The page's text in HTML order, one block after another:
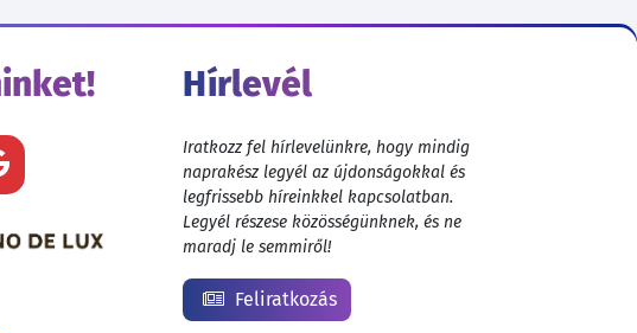
Hírlevél
Iratkozz fel hírlevelünkre, hogy mindig
naprakész legyél az újdonságokkal és
legfrissebb híreinkkel kapcsolatban.
Legyél részese közösségünknek, és ne
maradj le semmiről!
Feliratkozás